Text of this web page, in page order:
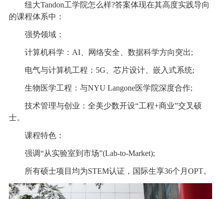
纽大Tandon工学院怎么样?答案体现在其高度实践导向
的课程体系中：
强势领域：
计算机科学：AI、网络安全、数据科学方向突出;
电气与计算机工程：5G、芯片设计、嵌入式系统;
生物医学工程：与NYU Langone医学院深度合作;
技术管理与创业：全美少数开设“工程+商业”交叉硕
士。
课程特色：
强调“从实验室到市场”(Lab-to-Market);
所有硕士项目均为STEM认证，国际生享36个月OPT。